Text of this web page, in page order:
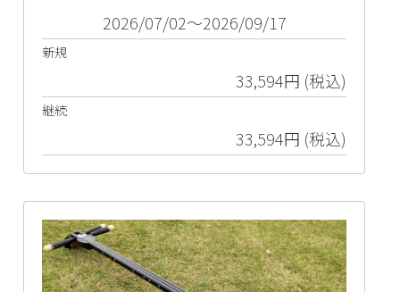
2026/07/02～2026/09/17
新規
33,594円 (税込)
継続
33,594円 (税込)